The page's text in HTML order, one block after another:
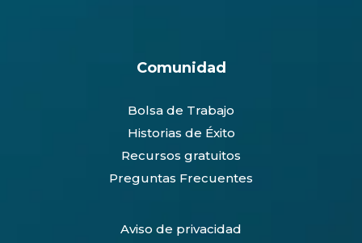
Comunidad
Bolsa de Trabajo
Historias de Éxito
Recursos gratuitos
Preguntas Frecuentes
Aviso de privacidad